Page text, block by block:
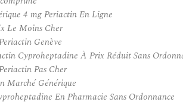
4 mg Periactin En Ligne
Le Moins Cher
Genève
Cyproheptadine À Prix Réduit Sans
Pas Cher
Marché Générique
En Pharmacie Sans Ordonnance